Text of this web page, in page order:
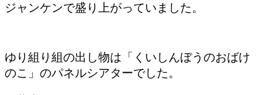
ジャンケンで盛り上がっていました。
ゆり組り組の出し物は「くいしんぼうのおばけ
のこ」のパネルシアターでした。